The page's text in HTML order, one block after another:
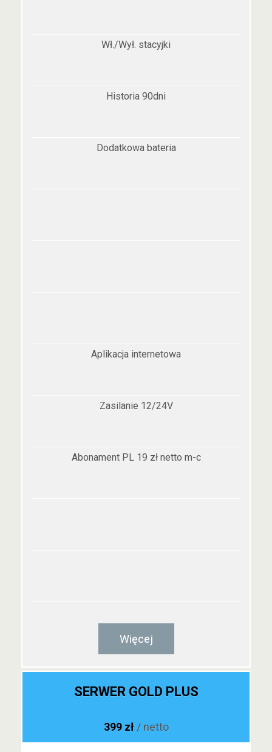
Wł./Wył. stacyjki
Historia 90dni
Dodatkowa bateria
Aplikacja internetowa
Zasilanie 12/24V
Abonament PL 19 zł netto m-c
Więcej
SERWER GOLD PLUS
399 zł / netto